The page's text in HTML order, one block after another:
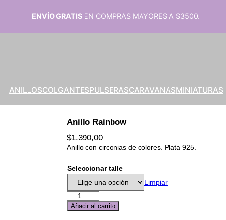
ENVÍO GRATIS EN COMPRAS MAYORES A $3500.
ANILLOSCOLGANTESPULSERASCARAVANASMINIATURAS
Anillo Rainbow
$1.390,00
Anillo con circonias de colores. Plata 925.
talle
Limpiar
n
i
Añadir al carrito